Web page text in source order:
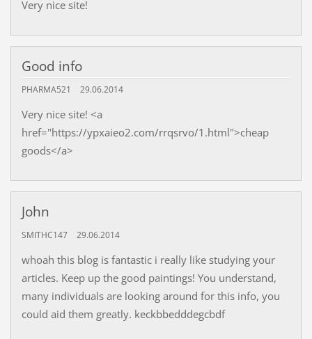
Very nice site!
Good info
PHARMA521 29.06.2014
Very nice site! <a
href="https://ypxaieo2.com/rrqsrvo/1.html">cheap
goods</a>
John
SMITHC147 29.06.2014
whoah this blog is fantastic i really like studying your
articles. Keep up the good paintings! You understand,
many individuals are looking around for this info, you
could aid them greatly. keckbbedddegcbdf